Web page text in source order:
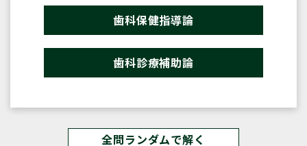
歯科保健指導論
歯科診療補助論
全問ランダムで解く